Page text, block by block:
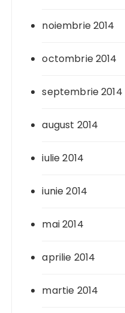
noiembrie 2014
octombrie 2014
septembrie 2014
august 2014
iulie 2014
iunie 2014
mai 2014
aprilie 2014
martie 2014